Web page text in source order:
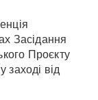
Засідання
Проєкту
заході від